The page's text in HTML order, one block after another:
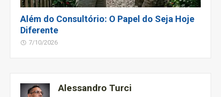
Além do Consultório: O Papel do Seja Hoje
Diferente
7/10/2026
Alessandro Turci